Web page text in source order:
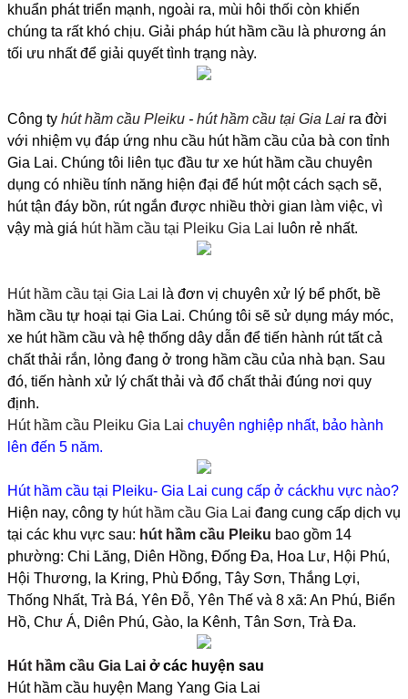
khuẩn phát triển mạnh, ngoài ra, mùi hôi thối còn khiến
chúng ta rất khó chịu. Giải pháp hút hầm cầu là phương án
tối ưu nhất để giải quyết tình trạng này.
Công ty hút hầm cầu Pleiku- hút hầm cầu tại Gia Laira đời
với nhiệm vụ đáp ứng nhu cầu hút hầm cầu của bà con tỉnh
Gia Lai. Chúng tôi liên tục đầu tư xe hút hầm cầu chuyên
dụng có nhiều tính năng hiện đại để hút một cách sạch sẽ,
hút tận đáy bồn, rút ngắn được nhiều thời gian làm việc, vì
vậy mà giá hút hầm cầu tại Pleiku Gia Lai luôn rẻ nhất.
Hút hầm cầu tại Gia Lai là đơn vị chuyên xử lý bể phốt, bề
hầm cầu tự hoại tại Gia Lai. Chúng tôi sẽ sử dụng máy móc,
xe hút hầm cầu và hệ thống dây dẫn để tiến hành rút tất cả
chất thải rắn, lỏng đang ở trong hầm cầu của nhà bạn. Sau
đó, tiến hành xử lý chất thải và đổ chất thải đúng nơi quy
định.
Hút hầm cầu Pleiku Gia Lai chuyên nghiệp nhất, bảo hành
lên đến 5 năm.
Hút hầm cầu tại Pleiku- Gia Lai cung cấp ở cáckhu vực nào?
Hiện nay, công ty hút hầm cầu Gia Lai đang cung cấp dịch vụ
tại các khu vực sau: hút hầm cầu Pleiku bao gồm 14
phường: Chi Lăng, Diên Hồng, Đống Đa, Hoa Lư, Hội Phú,
Hội Thương, Ia Kring, Phù Đổng, Tây Sơn, Thắng Lợi,
Thống Nhất, Trà Bá, Yên Đỗ, Yên Thế và 8 xã: An Phú, Biển
Hồ, Chư Á, Diên Phú, Gào, Ia Kênh, Tân Sơn, Trà Đa.
Hút hầm cầu Gia Lai ở các huyện sau
Hút hầm cầu huyện Mang Yang Gia Lai